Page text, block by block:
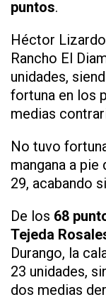
puntos.
Héctor
Rancho El
unidades,
fortuna en los
medias
No tuvo
mangana a
29, acabando
De los 68
Tejeda
Durango, la
23 unidades,
dos medias